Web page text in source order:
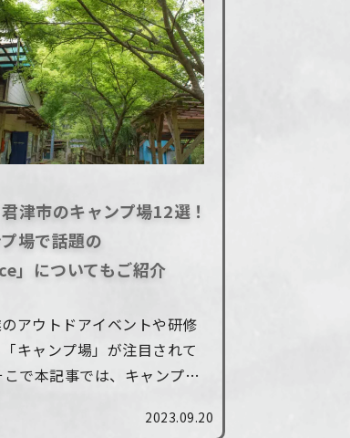
君津市のキャンプ場12選！
場で話題の
」についてもご紹介
アウトドアイベントや研修
キャンプ場」が注目されて
こで本記事では、キャンプ場
プスポットとして有名な千葉
2023.09.20